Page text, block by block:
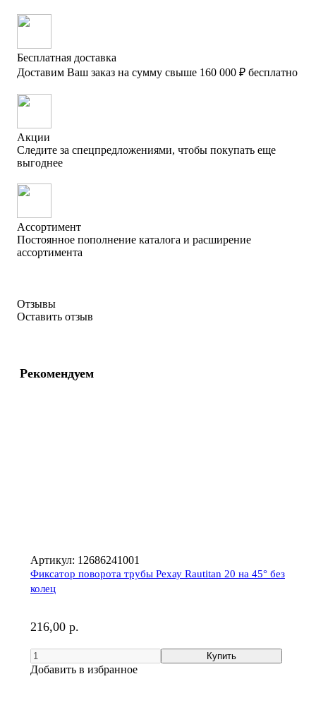
Бесплатная доставка
Доставим Ваш заказ на сумму свыше 160 000 ₽ бесплатно
Акции
Следите за спецпредложениями, чтобы покупать еще
выгоднее
Ассортимент
Постоянное пополнение каталога и расширение
ассортимента
Отзывы
Оставить отзыв
Рекомендуем
Артикул: 12686241001
Фиксатор поворота трубы Рехау Rautitan 20 на 45° без
колец
216,00 р.
Добавить в избранное